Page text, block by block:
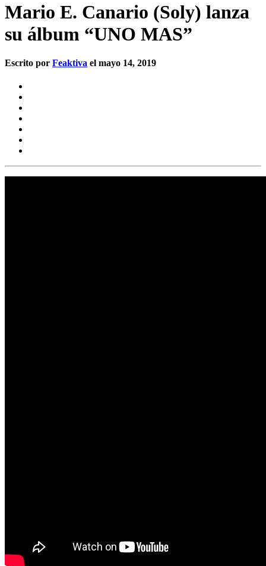
Mario E. Canario (Soly) lanza
su álbum “UNO MAS”
Escrito por Feaktiva el mayo 14, 2019